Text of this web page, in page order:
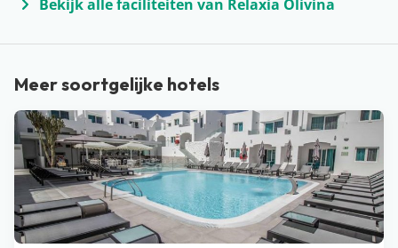
Bekijk alle faciliteiten van Relaxia Olivina
Meer soortgelijke hotels